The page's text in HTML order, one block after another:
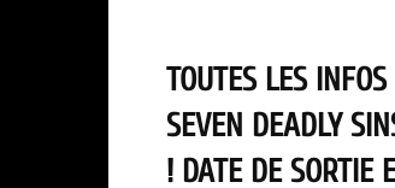
TOUTES LES
SEVEN DEADLY
! DATE DE SORTIE